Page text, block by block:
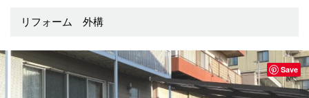
リフォーム 外構
Save